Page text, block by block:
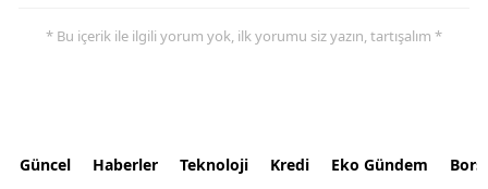
* Bu içerik ile ilgili yorum yok, ilk yorumu siz yazın, tartışalım *
Güncel Haberler Teknoloji Kredi Eko Gündem